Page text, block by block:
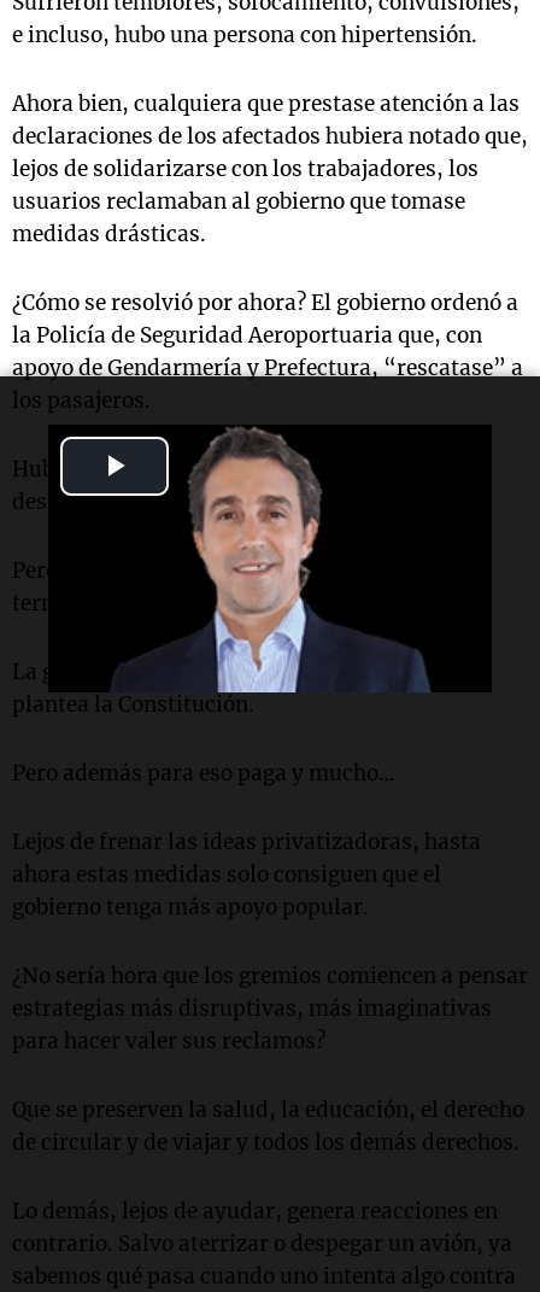
Play
Video
e incluso, hubo una persona con hipertensión.
Ahora bien, cualquiera que prestase atención a las
declaraciones de los afectados hubiera notado que,
lejos de solidarizarse con los trabajadores, los
usuarios reclamaban al gobierno que tomase
medidas drásticas.
¿Cómo se resolvió por ahora? El gobierno ordenó a
la Policía de Seguridad Aeroportuaria que, con
apoyo de Gendarmería y Prefectura, “rescatase” a
los pasajeros.
Hubo otros 15 despidos y medidas de
desregulación. Todo está en evolución.
Pero está claro que este tipo de salvajadas
terminan generando opinión pública en contra.
La gente tiene derecho a viajar libremente. Lo
plantea la Constitución.
Pero además para eso paga y mucho…
Lejos de frenar las ideas privatizadoras, hasta
ahora estas medidas solo consiguen que el
gobierno tenga más apoyo popular.
¿No sería hora que los gremios comiencen a pensar
estrategias más disruptivas, más imaginativas
para hacer valer sus reclamos?
Que se preserven la salud, la educación, el derecho
de circular y de viajar y todos los demás derechos.
Lo demás, lejos de ayudar, genera reacciones en
contrario. Salvo aterrizar o despegar un avión, ya
sabemos qué pasa cuando uno intenta algo contra